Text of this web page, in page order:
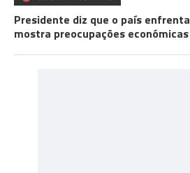
Presidente diz que o país
mostra preocupações económicas